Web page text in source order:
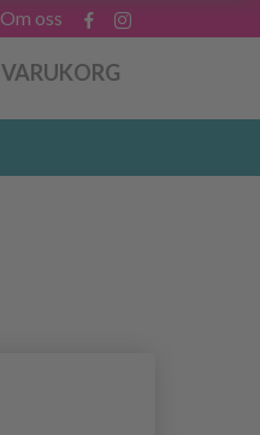
Om oss
VARUKORG